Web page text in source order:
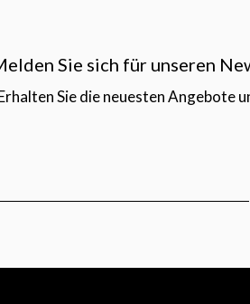
Sie sich für unseren
Sie die neuesten Angebote